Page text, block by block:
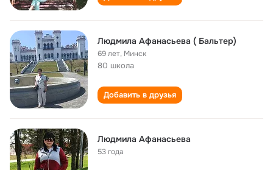
Людмила Афанасьева ( Бальтер)
69 лет, Минск
80 школа
Добавить в друзья
Людмила Афанасьева
53 года